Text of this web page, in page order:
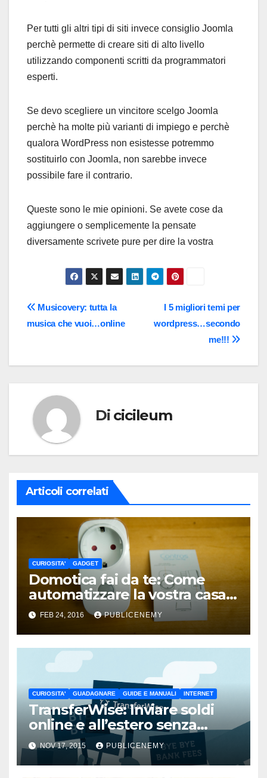
Per tutti gli altri tipi di siti invece consiglio Joomla
perchè permette di creare siti di alto livello
utilizzando componenti scritti da programmatori
esperti.
Se devo scegliere un vincitore scelgo Joomla
perchè ha molte più varianti di impiego e perchè
qualora WordPress non esistesse potremmo
sostituirlo con Joomla, non sarebbe invece
possibile fare il contrario.
Queste sono le mie opinioni. Se avete cose da
aggiungere o semplicemente la pensate
diversamente scrivete pure per dire la vostra
Navigazione
I 5 migliori temi per
wordpress…secondo
me!!!
Musicovery: tutta la
musica che vuoi…online
Di cicileum
Articoli correlati
CURIOSITA' GADGET
Domotica fai da te: Come
automatizzare la vostra casa
spendendo poco
FEB 24, 2016 PUBLICENEMY
CURIOSITA' GUADAGNARE GUIDE E MANUALI INTERNET
TransferWise: Inviare soldi
online e all’estero senza
pagare commissioni
NOV 17, 2015 PUBLICENEMY